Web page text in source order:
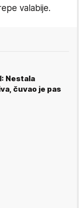
valabije.
Nestala
čuvao je pas